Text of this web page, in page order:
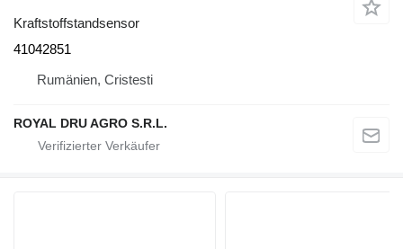
Kraftstoffstandsensor
41042851
Rumänien, Cristesti
ROYAL DRU AGRO S.R.L.